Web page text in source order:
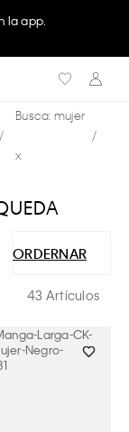
la app.
Busca: mujer
x
ORDERNAR
43 Artículos